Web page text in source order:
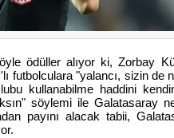
ödüller alıyor ki, Zorbay
futbolculara "yalancı, sizin de
kullanabilme haddini
söylemi ile Galatasaray
payını alacak tabii,